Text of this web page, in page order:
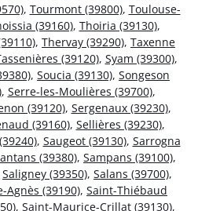
, Tourmont (39800), Toulouse-
(39160), Thoiria (39130),
, Thervay (39290), Taxenne
(39120), Syam (39300),
, Soucia (39130), Songeson
, Serre-les-Moulières (39700),
(39120), Sergenaux (39230),
(39160), Sellières (39230),
, Saugeot (39130), Sarrogna
(39380), Sampans (39100),
Saligney (39350), Salans (39700),
Agnès (39190), Saint-Thiébaud
, Saint-Maurice-Crillat (39130),